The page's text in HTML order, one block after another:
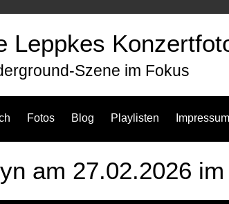
Leppkes
Szene im Fokus
Fotos Blog Playlisten
am 27.02.2026